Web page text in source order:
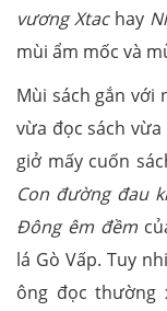
vương Xtachay
mùi ẩm mốc và
Mùi sách gắn với
vừa đọc sách
giở mấy cuốn
Con đường đau
Đông êm đềm
lá Gò Vấp. Tuy
ông đọc thường